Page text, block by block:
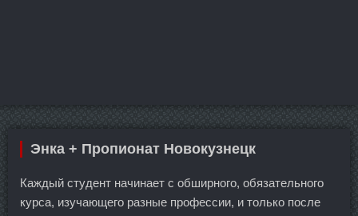
Энка + Пропионат Новокузнецк
Каждый студент начинает с обширного, обязательного
курса, изучающего разные профессии, и только после